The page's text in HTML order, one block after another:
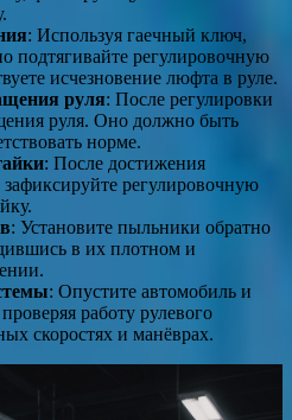
: Используя гаечный ключ,
подтягивайте регулировочную
исчезновение люфта в руле.
руля: После регулировки
руля. Оно должно быть
норме.
: После достижения
регулировочную
: Установите пыльники обратно
в их плотном и
: Опустите автомобиль и
работу рулевого
скоростях и манёврах.